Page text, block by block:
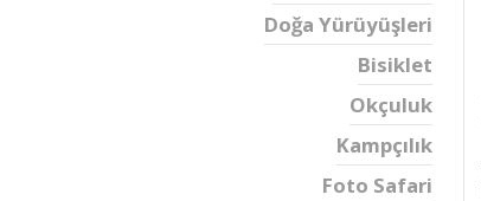
Doğa Yürüyüşleri
Bisiklet
Okçuluk
Kampçılık
Foto Safari